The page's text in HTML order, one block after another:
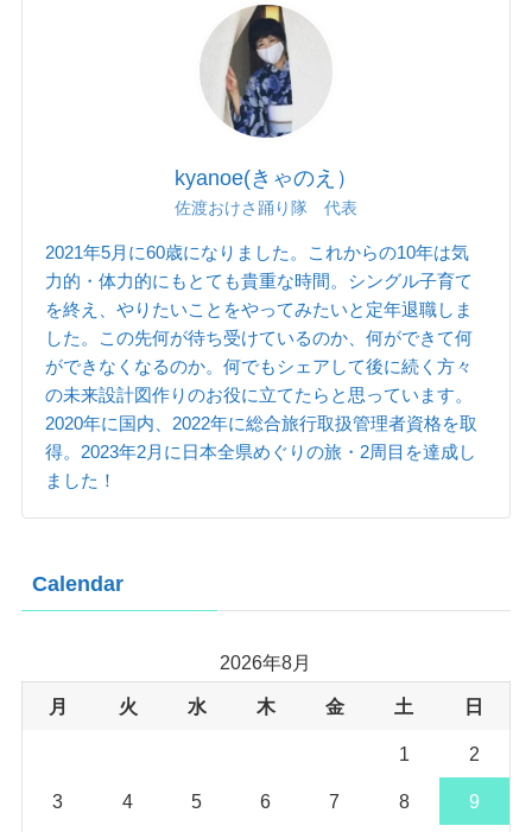
kyanoe(きゃのえ）
佐渡おけさ踊り隊 代表
2021年5月に60歳になりました。これからの10年は気
力的・体力的にもとても貴重な時間。シングル子育て
を終え、やりたいことをやってみたいと定年退職しま
した。この先何が待ち受けているのか、何ができて何
ができなくなるのか。何でもシェアして後に続く方々
の未来設計図作りのお役に立てたらと思っています。
2020年に国内、2022年に総合旅行取扱管理者資格を取
得。2023年2月に日本全県めぐりの旅・2周目を達成し
ました！
Calendar
2026年8月
月 火 水 木 金 土 日
1 2
3 4 5 6 7 8 9